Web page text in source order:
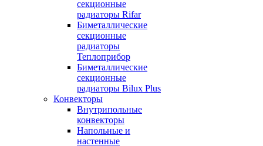
секционные
радиаторы Rifar
Биметаллические
секционные
радиаторы
Теплоприбор
Биметаллические
секционные
радиаторы Bilux Plus
Конвекторы
Внутрипольные
конвекторы
Напольные и
настенные